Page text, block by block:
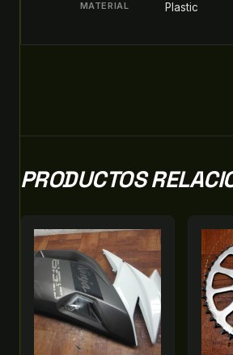
MATERIAL Plastic
PRODUCTOS